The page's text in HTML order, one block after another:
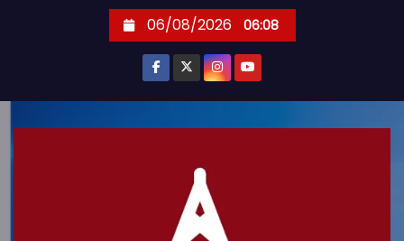
06/08/2026 06:08